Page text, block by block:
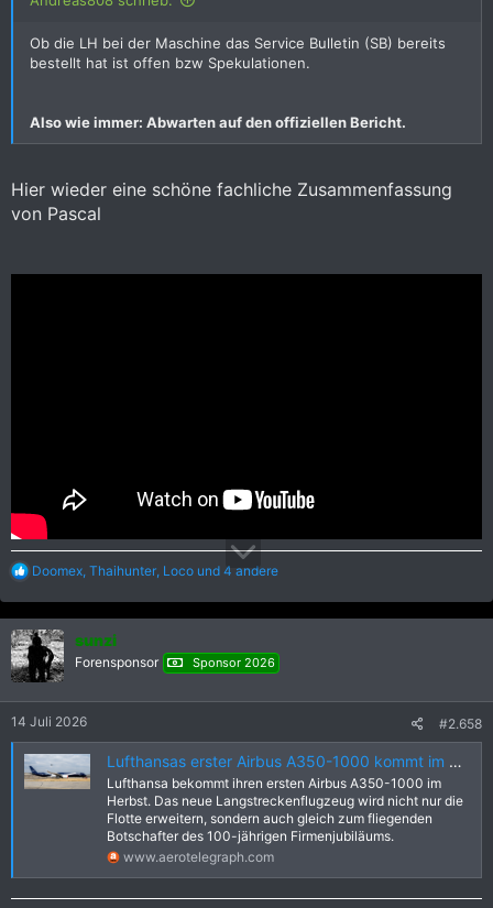
Ob die LH bei der Maschine das Service Bulletin (SB) bereits
bestellt hat ist offen bzw Spekulationen.
Also wie immer: Abwarten auf den offiziellen Bericht.
Hier wieder eine schöne fachliche Zusammenfassung
von Pascal
R
a
k
t
o
n
:
Doomex, Thaihunter, Loco und 4 andere
sunzi
Forensponsor Sponsor 2026
14 Juli 2026 #2.658
Lufthansas erster Airbus A350-1000 kommt im Herbst – und trägt Jubiläumslackierung | aeroTELEGRAPH
Lufthansa bekommt ihren ersten Airbus A350-1000 im
Herbst. Das neue Langstreckenflugzeug wird nicht nur die
Flotte erweitern, sondern auch gleich zum fliegenden
Botschafter des 100-jährigen Firmenjubiläums.
www.aerotelegraph.com